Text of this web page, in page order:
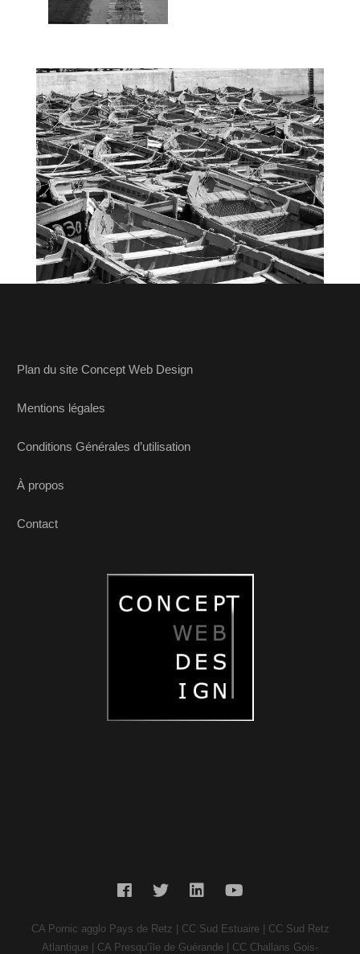
Plan du site Concept Web Design
Mentions légales
Conditions Générales d’utilisation
À propos
Contact
CA Pornic agglo Pays de Retz | CC Sud Estuaire | CC Sud Retz
Atlantique | CA Presqu’île de Guérande | CC Challans Gois-